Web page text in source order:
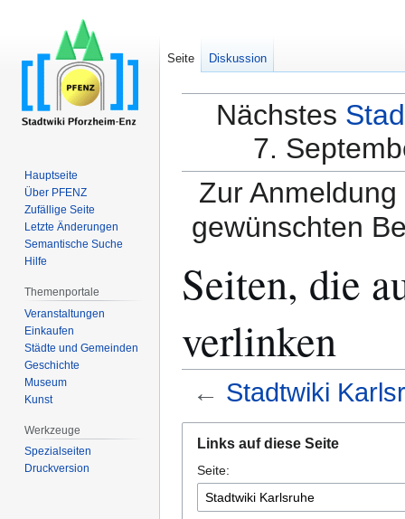
Nächstes
7.
Zur
gewünschten
Seiten, die
verlinken
← Stadtwiki
Navigation
springen
Suche
springen
Links auf diese Seite
Seite:
Seite Diskussion
Hauptseite
Über PFENZ
Zufällige Seite
Letzte Änderungen
Semantische Suche
Hilfe
Themenportale
Veranstaltungen
Einkaufen
Städte und Gemeinden
Geschichte
Museum
Kunst
Werkzeuge
Spezialseiten
Druckversion